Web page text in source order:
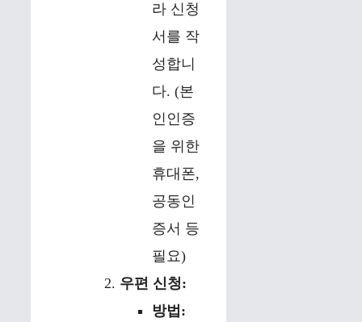
라 신청
서를 작
성합니
다. (본
인인증
을 위한
휴대폰,
공동인
증서 등
필요)
우편 신청:
방법: